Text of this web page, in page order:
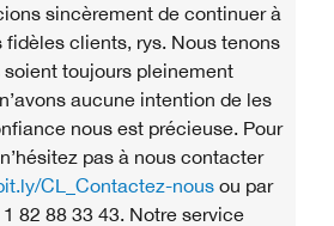
sincèrement de continuer à
fidèles clients, rys. Nous tenons
toujours pleinement
aucune intention de les
nous est précieuse. Pour
pas à nous contacter
CL_Contactez-nous ou par
82 88 33 43. Notre service